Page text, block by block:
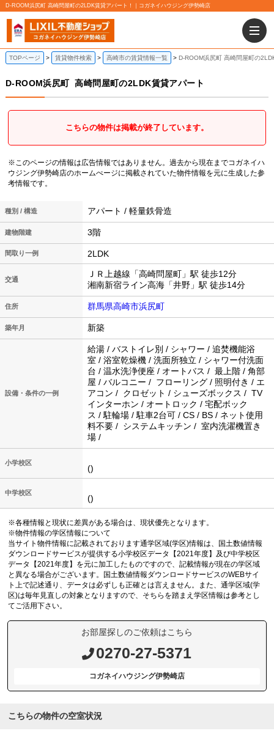
D-ROOM浜尻町 高崎問屋町の2LDK賃貸アパート！｜コガネイハウジング伊勢崎店
TOPページ 賃貸物件検索 高崎市の賃貸情報一覧 D-ROOM浜尻町 高崎問屋町の
D-ROOM浜尻町 高崎問屋町の2LDK賃貸アパート
こちらの物件は掲載が終了しています。
※このページの情報は広告情報ではありません。過去から現在までコガネイハ
ウジング伊勢崎店のホームぺージに掲載されていた物件情報を元に生成した参
考情報です。
種別 / 構造 アパート / 軽量鉄骨造
建物階建 3階
間取り一例 2LDK
交通
ＪＲ上越線「高崎問屋町」駅 徒歩12分
湘南新宿ライン高海「井野」駅 徒歩14分
住所 群馬県高崎市浜尻町
築年月 新築
設備・条件の一例
給湯 / バストイレ別 / シャワー / 追焚機能浴
室 / 浴室乾燥機 / 洗面所独立 / シャワー付洗面
台 / 温水洗浄便座 / オートバス / 最上階 / 角部
屋 / バルコニー / フローリング / 照明付き / エ
アコン / クロゼット / シューズボックス / TV
インターホン / オートロック / 宅配ボック
ス / 駐輪場 / 駐車2台可 / CS / BS / ネット使用
料不要 / システムキッチン / 室内洗濯機置き
場 /
小学校区
()
中学校区
()
※各種情報と現状に差異がある場合は、現状優先となります。
※物件情報の学区情報について
当サイト物件情報に記載されております通学区域(学区)情報は、国土数値情報
ダウンロードサービスが提供する小学校区データ【2021年度】及び中学校区
データ【2021年度】を元に加工したものですので、記載情報が現在の学区域
と異なる場合がございます。国土数値情報ダウンロードサービスのWEBサイ
ト上で記述通り、データは必ずしも正確とは言えません。また、通学区域(学
区)は毎年見直しの対象となりますので、そちらを踏まえ学区情報は参考とし
てご活用下さい。
お部屋探しのご依頼はこちら
0270-27-5371
コガネイハウジング伊勢崎店
こちらの物件の空室状況